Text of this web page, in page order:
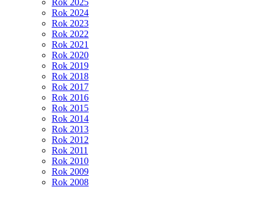
Rok 2024
Rok 2023
Rok 2022
Rok 2021
Rok 2020
Rok 2019
Rok 2018
Rok 2017
Rok 2016
Rok 2015
Rok 2014
Rok 2013
Rok 2012
Rok 2011
Rok 2010
Rok 2009
Rok 2008